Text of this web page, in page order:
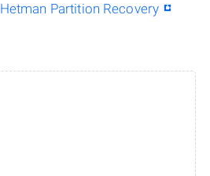
Hetman Partition Recovery